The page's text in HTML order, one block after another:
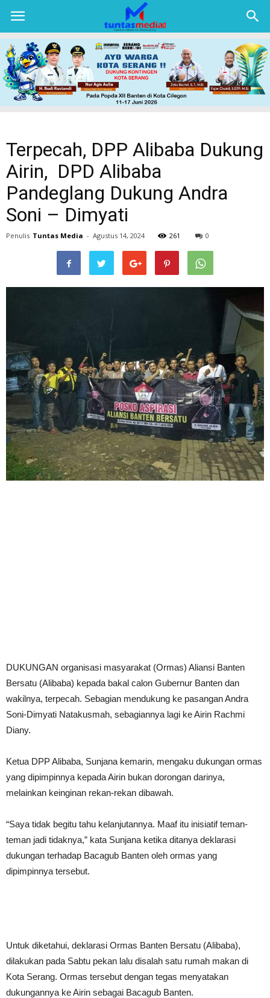
TUNTAS
MEDIA
Terpecah, DPP Alibaba Dukung
Airin, DPD Alibaba
Pandeglang Dukung Andra
Soni – Dimyati
Penulis Tuntas Media - Agustus 14, 2024 261 0
DUKUNGAN organisasi masyarakat (Ormas) Aliansi Banten
Bersatu (Alibaba) kepada bakal calon Gubernur Banten dan
wakilnya, terpecah. Sebagian mendukung ke pasangan Andra
Soni-Dimyati Natakusmah, sebagiannya lagi ke Airin Rachmi
Diany.
Ketua DPP Alibaba, Sunjana kemarin, mengaku dukungan ormas
yang dipimpinnya kepada Airin bukan dorongan darinya,
melainkan keinginan rekan-rekan dibawah.
“Saya tidak begitu tahu kelanjutannya. Maaf itu inisiatif teman-
teman jadi tidaknya,” kata Sunjana ketika ditanya deklarasi
dukungan terhadap Bacagub Banten oleh ormas yang
dipimpinnya tersebut.
Untuk diketahui, deklarasi Ormas Banten Bersatu (Alibaba),
dilakukan pada Sabtu pekan lalu disalah satu rumah makan di
Kota Serang. Ormas tersebut dengan tegas menyatakan
dukungannya ke Airin sebagai Bacagub Banten.